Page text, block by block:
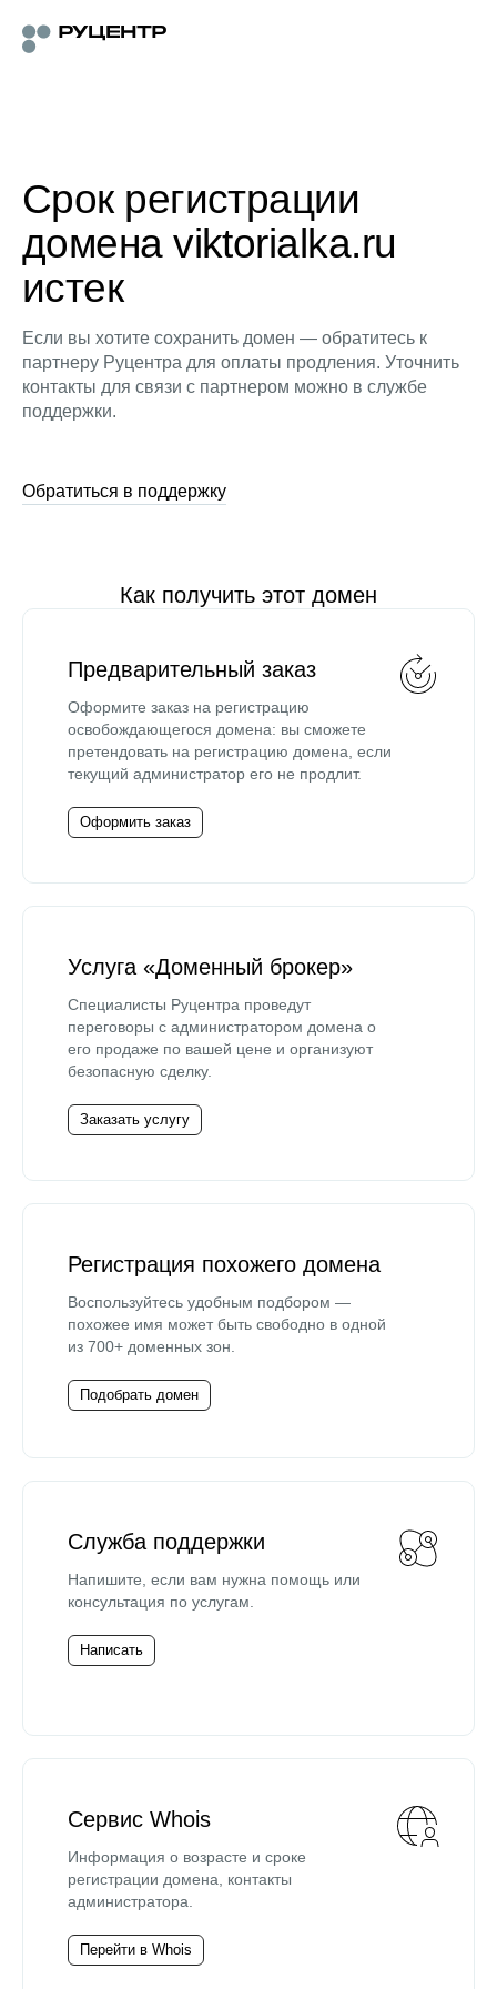
Срок регистрации
домена viktorialka.ru
истек
Если вы хотите сохранить домен — обратитесь к
партнеру Руцентра для оплаты продления. Уточнить
контакты для связи с партнером можно в службе
поддержки.
Обратиться в поддержку
Как получить этот домен
Предварительный заказ
Оформите заказ на регистрацию
освобождающегося домена: вы сможете
претендовать на регистрацию домена, если
текущий администратор его не продлит.
Оформить заказ
Услуга «Доменный брокер»
Специалисты Руцентра проведут
переговоры с администратором домена о
его продаже по вашей цене и организуют
безопасную сделку.
Заказать услугу
Регистрация похожего домена
Воспользуйтесь удобным подбором —
похожее имя может быть свободно в одной
из 700+ доменных зон.
Подобрать домен
Служба поддержки
Напишите, если вам нужна помощь или
консультация по услугам.
Написать
Сервис Whois
Информация о возрасте и сроке
регистрации домена, контакты
администратора.
Перейти в Whois